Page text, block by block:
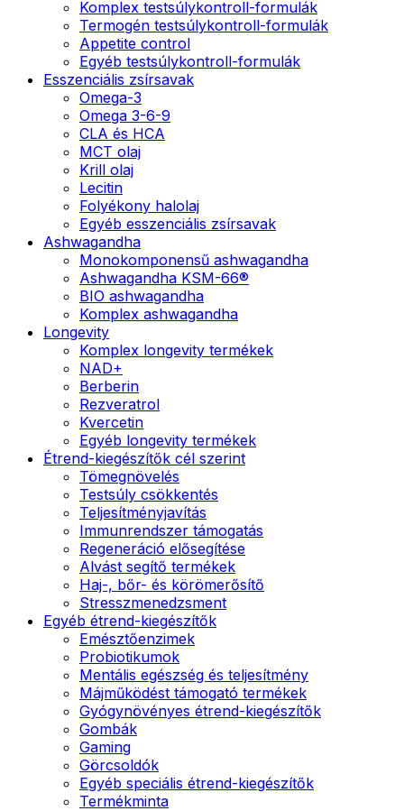
Komplex testsúlykontroll-formulák
Termogén testsúlykontroll-formulák
Appetite control
Egyéb testsúlykontroll-formulák
Esszenciális zsírsavak
Omega-3
Omega 3-6-9
CLA és HCA
MCT olaj
Krill olaj
Lecitin
Folyékony halolaj
Egyéb esszenciális zsírsavak
Ashwagandha
Monokomponensű ashwagandha
Ashwagandha KSM-66®
BIO ashwagandha
Komplex ashwagandha
Longevity
Komplex longevity termékek
NAD+
Berberin
Rezveratrol
Kvercetin
Egyéb longevity termékek
Étrend-kiegészítők cél szerint
Tömegnövelés
Testsúly csökkentés
Teljesítményjavítás
Immunrendszer támogatás
Regeneráció elősegítése
Alvást segítő termékek
Haj-, bőr- és körömerősítő
Stresszmenedzsment
Egyéb étrend-kiegészítők
Emésztőenzimek
Probiotikumok
Mentális egészség és teljesítmény
Májműködést támogató termékek
Gyógynövényes étrend-kiegészítők
Gombák
Gaming
Görcsoldók
Egyéb speciális étrend-kiegészítők
Termékminta